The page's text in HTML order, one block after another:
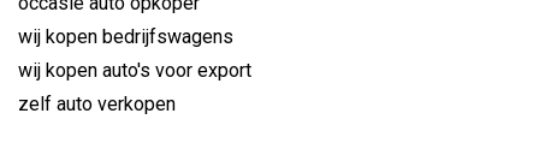
wij kopen bedrijfswagens
wij kopen auto's voor export
zelf auto verkopen